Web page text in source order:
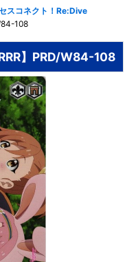
スコネクト！Re:Dive
108
】PRD/W84-108